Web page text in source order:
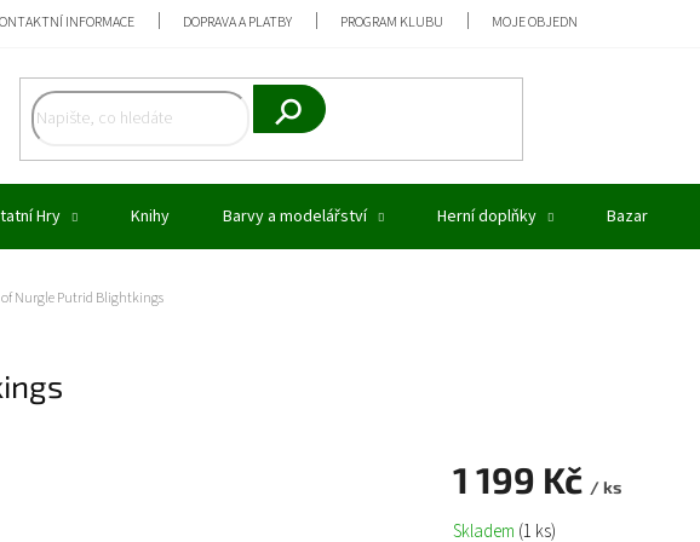
INFORMACE DOPRAVA A PLATBY PROGRAM KLUBU MOJE OBJEDNÁVKA
Hledat
Hry Knihy Barvy a modelářství Herní doplňky Bazar
Nurgle Putrid Blightkings
1 199 Kč / ks
Měrná
Skladem (1 ks)